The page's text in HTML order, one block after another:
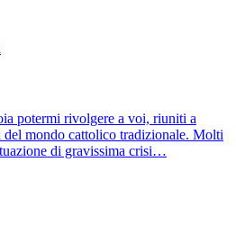
potermi rivolgere a voi, riuniti a
del mondo cattolico tradizionale. Molti
di gravissima crisi…